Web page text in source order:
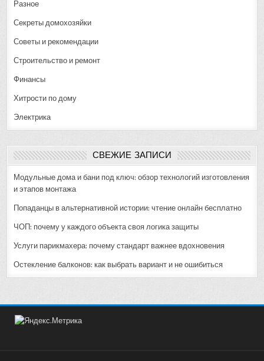
Разное
Секреты домохозяйки
Советы и рекомендации
Строительство и ремонт
Финансы
Хитрости по дому
Электрика
СВЕЖИЕ ЗАПИСИ
Модульные дома и бани под ключ: обзор технологий изготовления
и этапов монтажа
Попаданцы в альтернативной истории: чтение онлайн бесплатно
ЧОП: почему у каждого объекта своя логика защиты
Услуги парикмахера: почему стандарт важнее вдохновения
Остекление балконов: как выбрать вариант и не ошибиться